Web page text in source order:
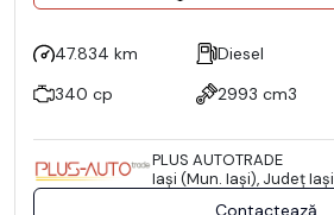
47.834 km Diesel
340 cp
2993 cm3
PLUS AUTOTRADE
Iaşi (Mun. Iaşi), Județ Iaşi
Contactează